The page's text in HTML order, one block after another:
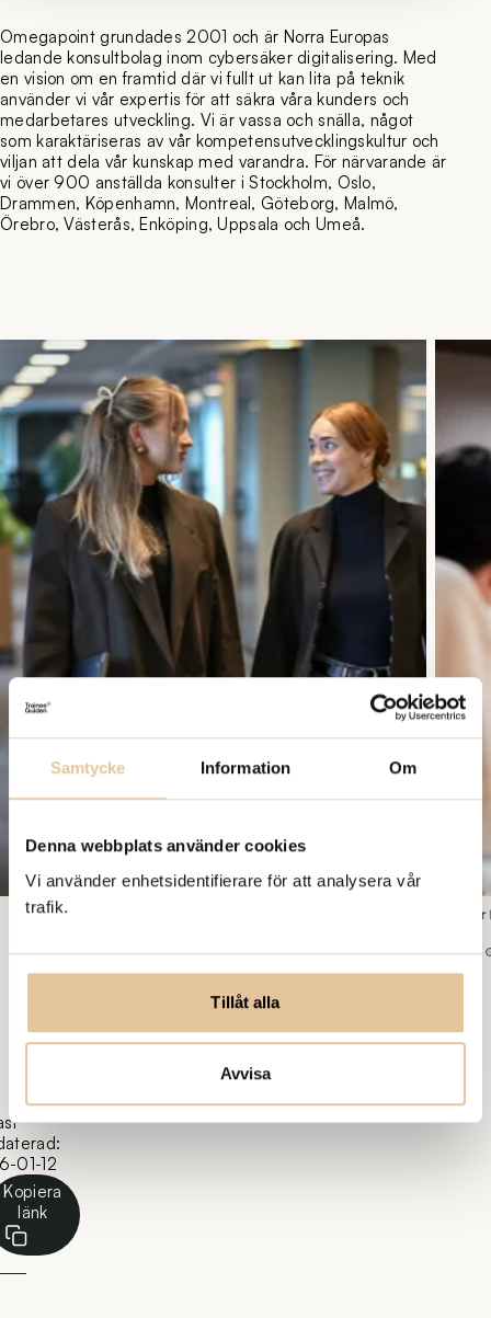
Samtycke Information Om
Denna webbplats använder cookies
Vi använder enhetsidentifierare för att analysera vår
trafik.
Tillåt alla
Avvisa
Omegapoint grundades 2001 och är Norra Europas
ledande konsultbolag inom cybersäker digitalisering. Med
en vision om en framtid där vi fullt ut kan lita på teknik
använder vi vår expertis för att säkra våra kunders och
medarbetares utveckling. Vi är vassa och snälla, något
som karaktäriseras av vår kompetensutvecklingskultur och
viljan att dela vår kunskap med varandra. För närvarande är
vi över 900 anställda konsulter i Stockholm, Oslo,
Drammen, Köpenhamn, Montreal, Göteborg, Malmö,
Örebro, Västerås, Enköping, Uppsala och Umeå.
Skvader
01-12
Kopiera
länk